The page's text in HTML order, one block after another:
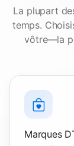
La plupart
temps.
vôtre—la
Marques